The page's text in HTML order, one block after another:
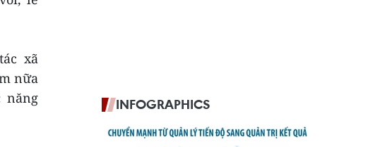
xã
nữa
năng
INFOGRAPHICS